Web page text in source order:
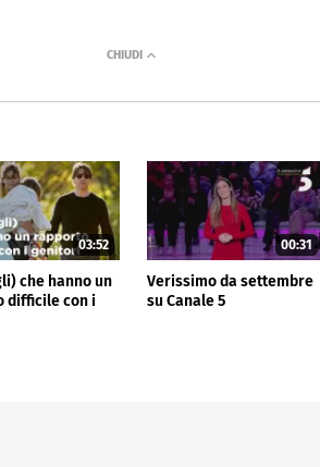
03:52
che hanno un
difficile con i
00:31
Verissimo da settembre
su Canale 5